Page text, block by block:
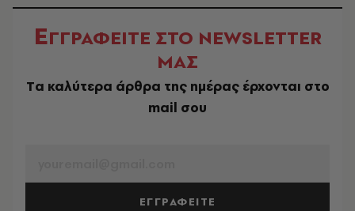
ΕΓΓΡΑΦΕΙΤΕ ΣΤΟ NEWSLETTER
ΜΑΣ
Tα καλύτερα άρθρα της ημέρας έρχονται στο
mail σου
ΕΓΓΡΑΦΕΙΤΕ